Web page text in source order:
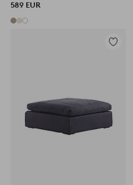
589 EUR
Zu